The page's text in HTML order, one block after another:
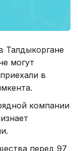
Талдыкоргане
могут
в
компании
перед 97